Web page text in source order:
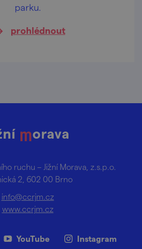
parku.
prohlédnout
ruchu – Jižní Morava, z.s.p.o.
2, 602 00 Brno
info@ccrjm.cz
www.ccrjm.cz
YouTube Instagram